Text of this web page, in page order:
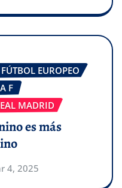
FÚTBOL EUROPEO
F
MADRID
es más
4, 2025